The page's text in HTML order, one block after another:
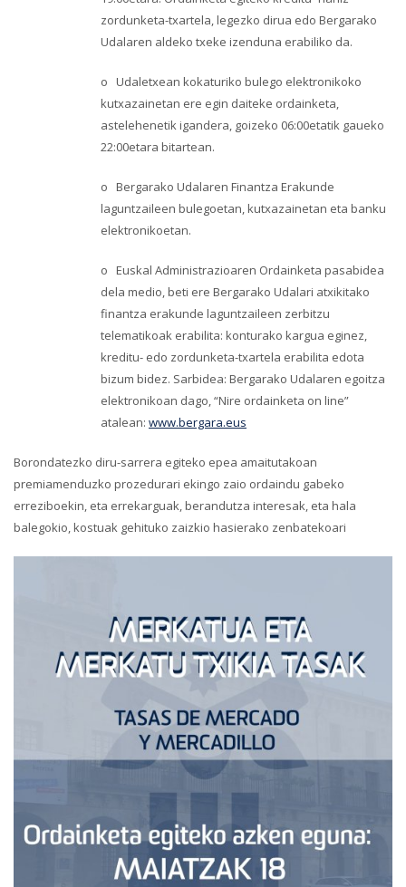
zordunketa-txartela, legezko dirua edo Bergarako
Udalaren aldeko txeke izenduna erabiliko da.
o Udaletxean kokaturiko bulego elektronikoko
kutxazainetan ere egin daiteke ordainketa,
astelehenetik igandera, goizeko 06:00etatik gaueko
22:00etara bitartean.
o Bergarako Udalaren Finantza Erakunde
laguntzaileen bulegoetan, kutxazainetan eta banku
elektronikoetan.
o Euskal Administrazioaren Ordainketa pasabidea
dela medio, beti ere Bergarako Udalari atxikitako
finantza erakunde laguntzaileen zerbitzu
telematikoak erabilita: konturako kargua eginez,
kreditu- edo zordunketa-txartela erabilita edota
bizum bidez. Sarbidea: Bergarako Udalaren egoitza
elektronikoan dago, “Nire ordainketa on line”
atalean: www.bergara.eus
Borondatezko diru-sarrera egiteko epea amaitutakoan
premiamenduzko prozedurari ekingo zaio ordaindu gabeko
erreziboekin, eta errekarguak, berandutza interesak, eta hala
balegokio, kostuak gehituko zaizkio hasierako zenbatekoari